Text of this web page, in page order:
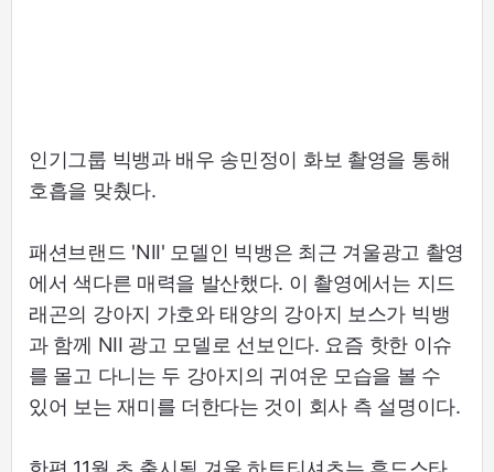
인기그룹 빅뱅과 배우 송민정이 화보 촬영을 통해
호흡을 맞췄다.
패션브랜드 'NII' 모델인 빅뱅은 최근 겨울광고 촬영
에서 색다른 매력을 발산했다. 이 촬영에서는 지드
래곤의 강아지 가호와 태양의 강아지 보스가 빅뱅
과 함께 NII 광고 모델로 선보인다. 요즘 핫한 이슈
를 몰고 다니는 두 강아지의 귀여운 모습을 볼 수
있어 보는 재미를 더한다는 것이 회사 측 설명이다.